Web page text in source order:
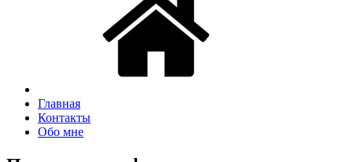
Главная
Контакты
Обо мне